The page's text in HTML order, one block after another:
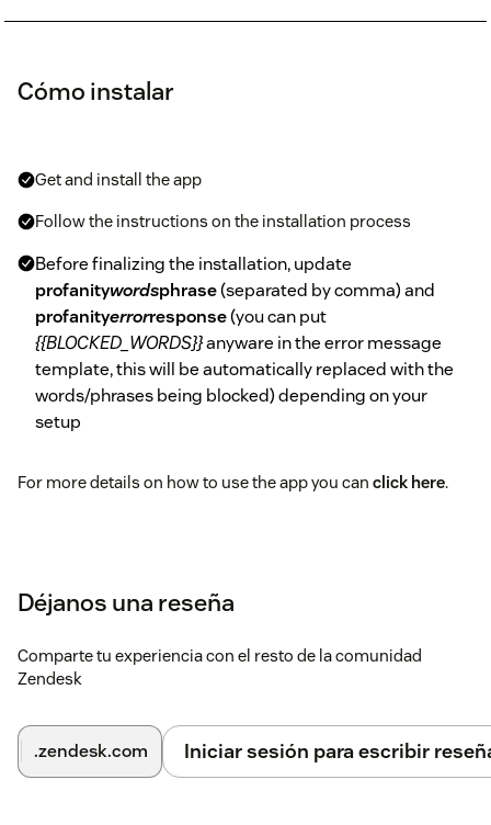
Cómo instalar
Get and install the app
Follow the instructions on the installation process
Before finalizing the installation, update
profanitywordsphrase(separated by comma) and
profanityerrorresponse(you can put
{{BLOCKED_WORDS}}anyware in the error message
template, this will be automatically replaced with the
words/phrases being blocked) depending on your
setup
For more details on how to use the app you can click here.
Déjanos una reseña
Comparte tu experiencia con el resto de la comunidad
Zendesk
.zendesk.com Iniciar sesión para escribir